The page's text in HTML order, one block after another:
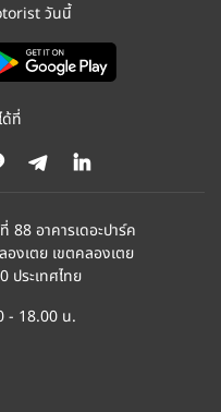
วันนี้
ด้ที่
88 อาคารเดอะปาร์ค
งเตย เขตคลองเตย
ประเทศไทย
- 18.00 น.